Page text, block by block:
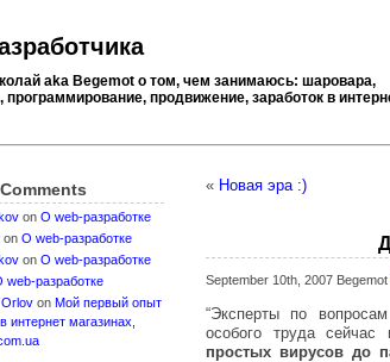
aka Begemot о том, чем занимаюсь: шаровара,
программирование, продвижение, заработок в
on О web-разработке
on О web-разработке
on О web-разработке
web-разработке
Orlov on Мой первый опыт
интернет магазинах,
« Новая эра :)
September 10th, 2007 Begemot
“Эксперты по
особого труда
простых вирусов до